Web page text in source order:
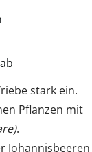
stark ein.
Pflanzen mit
.
Johannisbeeren